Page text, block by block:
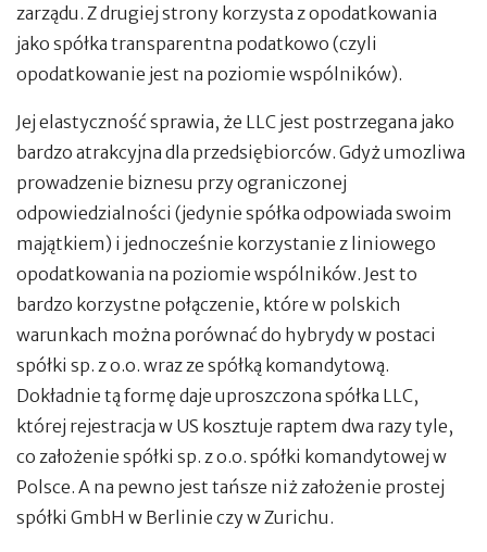
zarządu. Z drugiej strony korzysta z opodatkowania
jako spółka transparentna podatkowo (czyli
opodatkowanie jest na poziomie wspólników).
Jej elastyczność sprawia, że LLC jest postrzegana jako
bardzo atrakcyjna dla przedsiębiorców. Gdyż umozliwa
prowadzenie biznesu przy ograniczonej
odpowiedzialności (jedynie spółka odpowiada swoim
majątkiem) i jednocześnie korzystanie z liniowego
opodatkowania na poziomie wspólników. Jest to
bardzo korzystne połączenie, które w polskich
warunkach można porównać do hybrydy w postaci
spółki sp. z o.o. wraz ze spółką komandytową.
Dokładnie tą formę daje uproszczona spółka LLC,
której rejestracja w US kosztuje raptem dwa razy tyle,
co założenie spółki sp. z o.o. spółki komandytowej w
Polsce. A na pewno jest tańsze niż założenie prostej
spółki GmbH w Berlinie czy w Zurichu.